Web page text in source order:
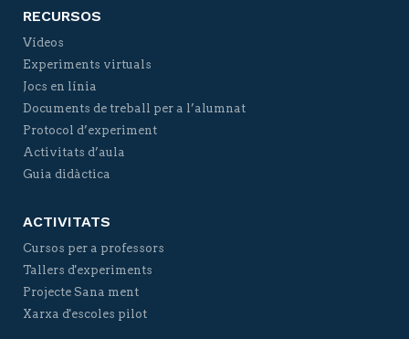
RECURSOS
Vídeos
Experiments virtuals
Jocs en línia
Documents de treball per a l’alumnat
Protocol d’experiment
Activitats d’aula
Guia didàctica
ACTIVITATS
Cursos per a professors
Tallers d'experiments
Projecte Sana ment
Xarxa d'escoles pilot